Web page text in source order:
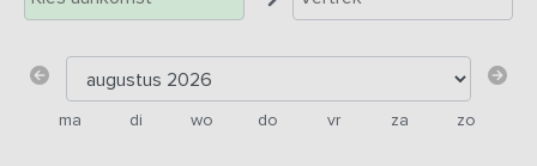
ma di wo do vr za zo